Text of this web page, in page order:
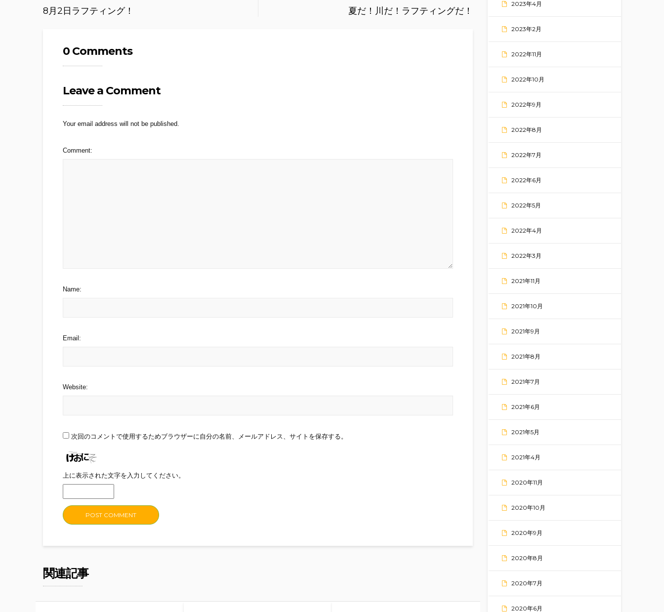
navigation
8月2日ラフティング！ 夏だ！川だ！ラフティングだ！
0 Comments
Leave a Comment
Your email address will not be published.
Comment:
Name:
Email:
Website:
次回のコメントで使用するためブラウザーに自分の名前、メールアドレス、サイトを保存する。
上に表示された文字を入力してください。
関連記事
2023年4月
2023年2月
2022年11月
2022年10月
2022年9月
2022年8月
2022年7月
2022年6月
2022年5月
2022年4月
2022年3月
2021年11月
2021年10月
2021年9月
2021年8月
2021年7月
2021年6月
2021年5月
2021年4月
2020年11月
2020年10月
2020年9月
2020年8月
2020年7月
2020年6月